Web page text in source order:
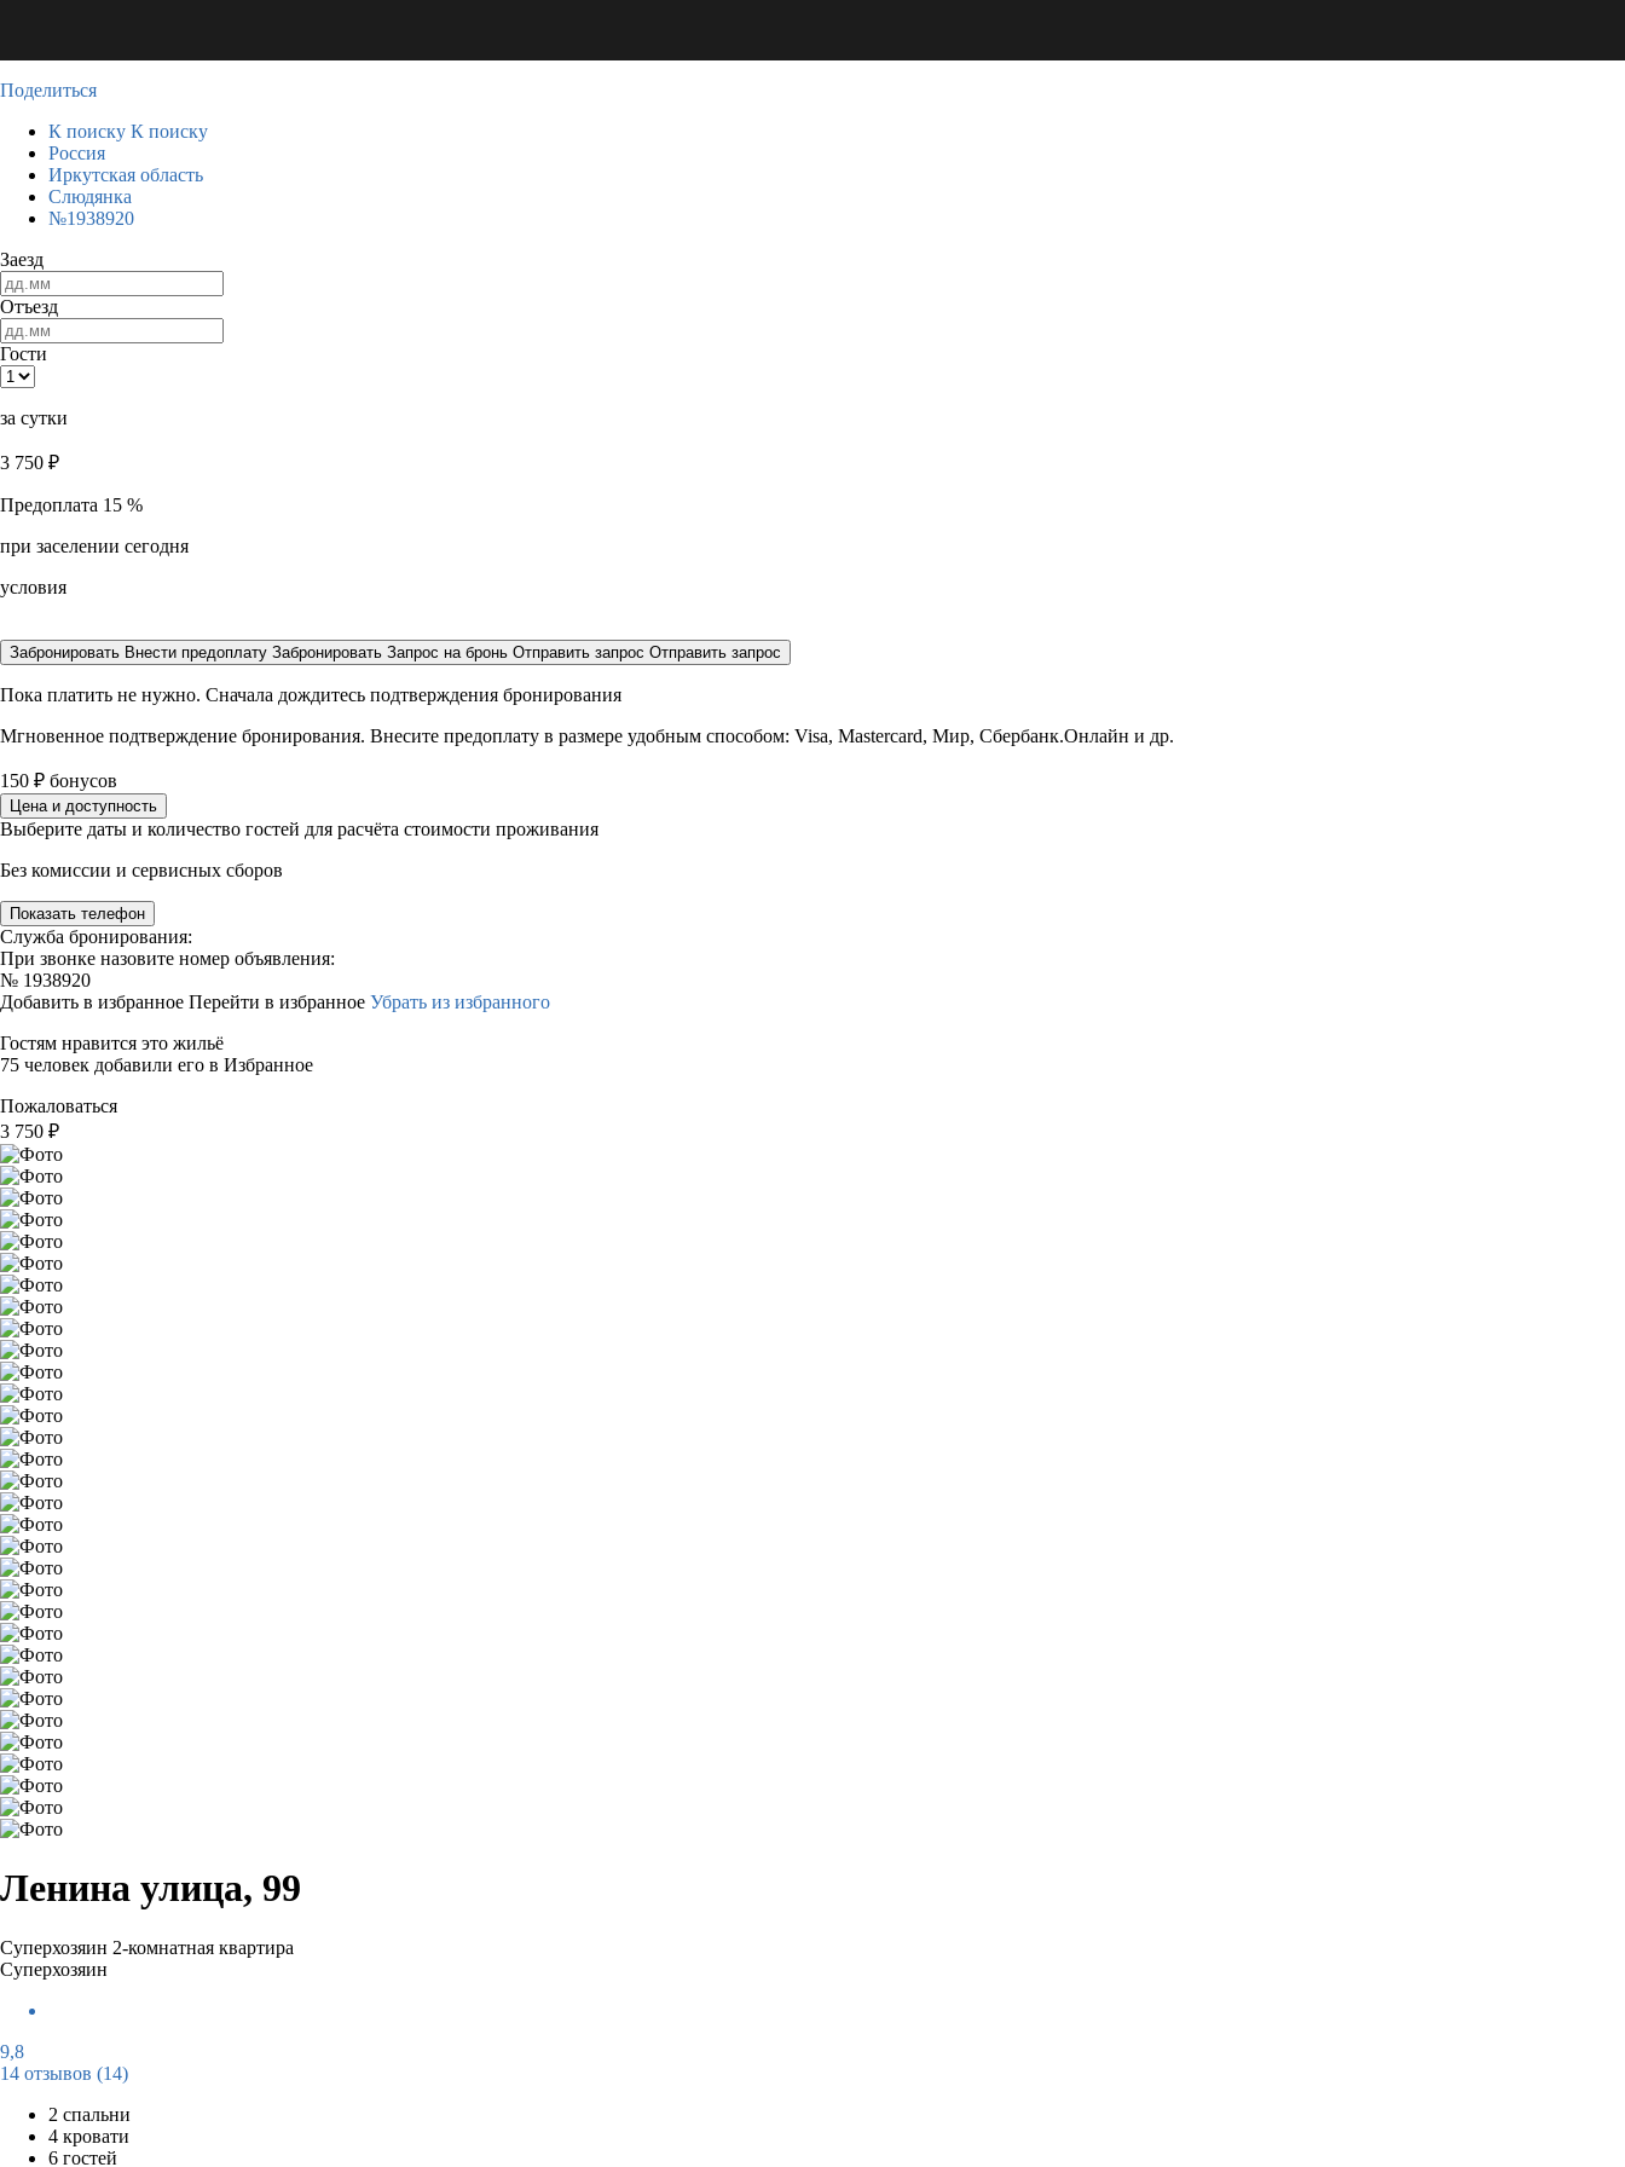
Поделиться
К поиску К поиску
Россия
Иркутская область
Слюдянка
№1938920
Заезд
Отъезд
Гости
за сутки
3 750 ₽
Предоплата 15 %
при заселении сегодня
условия
Забронировать Внести предоплату Забронировать Запрос на бронь Отправить запрос Отправить запрос
Пока платить не нужно. Сначала дождитесь подтверждения бронирования
Мгновенное подтверждение бронирования. Внесите предоплату в размере удобным способом: Visa, Mastercard, Мир, Сбербанк.Онлайн и др.
150 ₽ бонусов
Цена и доступность
Выберите даты и количество гостей для расчёта стоимости проживания
Без комиссии и сервисных сборов
Показать телефон
Служба бронирования:
При звонке назовите номер объявления:
№ 1938920
Добавить в избранное Перейти в избранное Убрать из избранного
Гостям нравится это жильё
75 человек добавили его в Избранное
Пожаловаться
3 750 ₽
Ленина улица, 99
Суперхозяин 2-комнатная квартира
Суперхозяин
9,8
14 отзывов (14)
2 спальни
4 кровати
6 гостей